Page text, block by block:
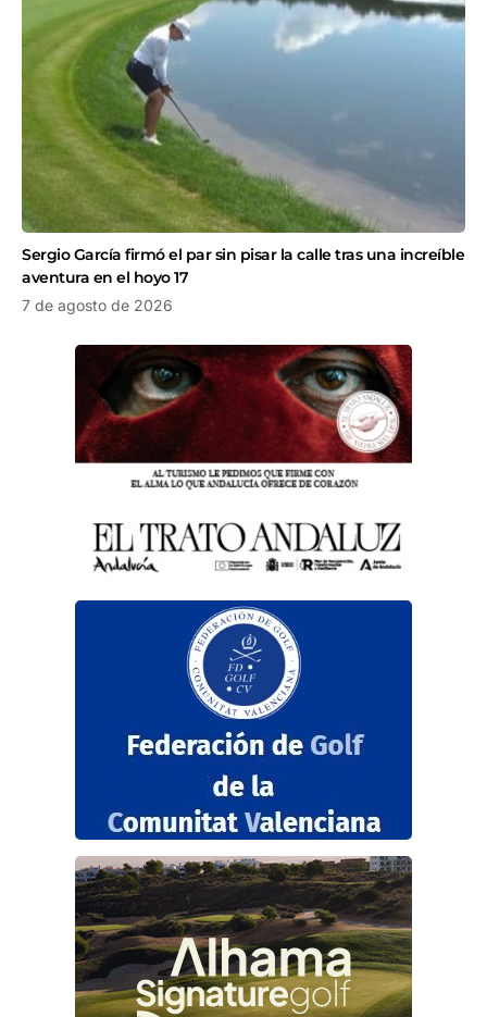
Sergio García firmó el par sin pisar la calle tras una increíble
aventura en el hoyo 17
7 de agosto de 2026